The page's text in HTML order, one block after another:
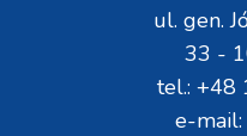
ul. gen.
33 -
tel.: +48
e-